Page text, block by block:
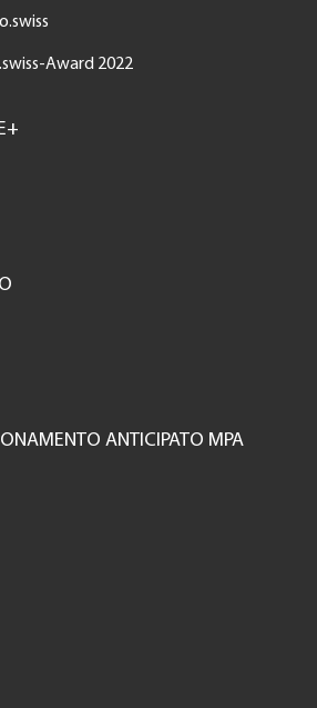
Award 2022
MODELLO DI PENSIONAMENTO ANTICIPATO MPA